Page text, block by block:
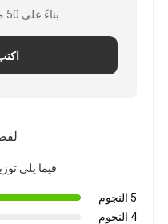
بناءً على 50 مراجعة لهذا المورد
فيما يلي
5 النجوم
4 النجوم